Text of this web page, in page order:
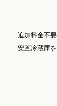
追加料金不
安置冷蔵庫